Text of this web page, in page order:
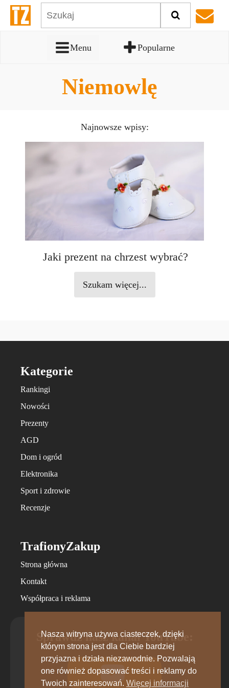
Menu Popularne
Niemowlę
Najnowsze wpisy:
Jaki prezent na chrzest wybrać?
Szukam więcej...
Kategorie
Rankingi
Nowości
Prezenty
AGD
Dom i ogród
Elektronika
Sport i zdrowie
Recenzje
TrafionyZakup
Strona główna
Kontakt
Współpraca i reklama
Sprawdź nasz kanał YouTube:
Nasza witryna używa ciasteczek, dzięki
którym strona jest dla Ciebie bardziej
przyjazna i działa niezawodnie. Pozwalają
one również dopasować treści i reklamy do
Twoich zainteresowań. Więcej informacji